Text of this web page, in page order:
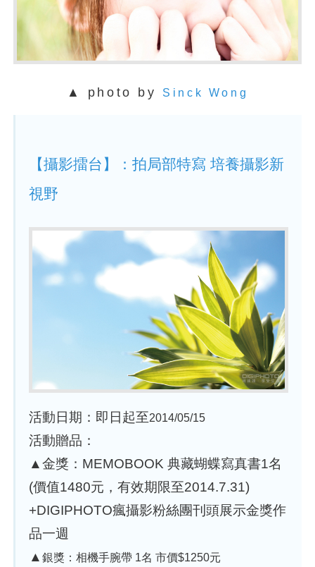
▲ photo by Sinck Wong
【攝影擂台】：拍局部特寫 培養攝影新
視野
活動日期：即日起至2014/05/15
活動贈品：
▲金獎：MEMOBOOK 典藏蝴蝶寫真書1名
(價值1480元，有效期限至2014.7.31)
+DIGIPHOTO瘋攝影粉絲團刊頭展示金獎作
品一週
▲ 銀獎：相機手腕帶 1名 市價$1250元